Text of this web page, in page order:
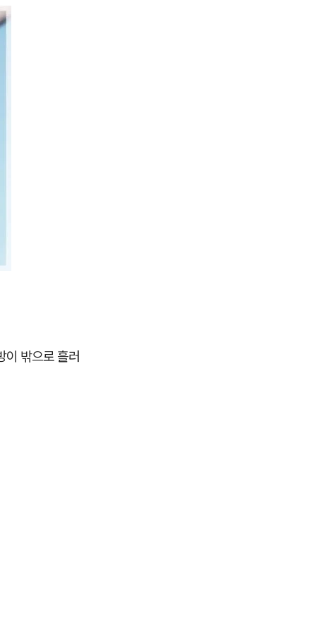
이 밖으로 흘러